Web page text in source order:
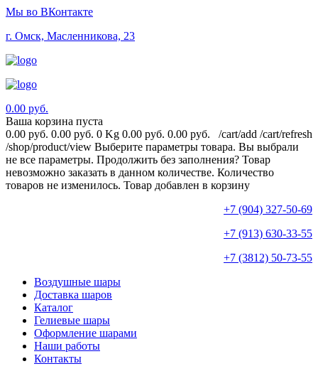
Мы во ВКонтакте
г. Омск, Масленникова, 23
0.00 руб.
Ваша корзина пуста
0.00 руб. 0.00 руб. 0 Kg 0.00 руб. 0.00 руб. /cart/add /cart/refresh
/shop/product/view Выберите параметры товара. Вы выбрали
не все параметры. Продолжить без заполнения? Товар
невозможно заказать в данном количестве. Количество
товаров не изменилось. Товар добавлен в корзину
+7 (904) 327-50-69
+7 (913) 630-33-55
+7 (3812) 50-73-55
Воздушные шары
Доставка шаров
Каталог
Гелиевые шары
Оформление шарами
Наши работы
Контакты